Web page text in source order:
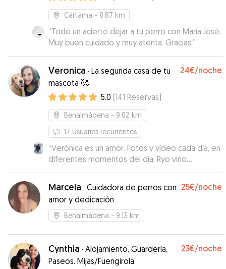
estar tranquilos en todo momento. Bellísima
persona y maravillosa cuidadora para mi caniche.
Le deseo lo mejor.”
Cártama - 8.87 km
“Todo un acierto dejar a tu perro con María José.
Muy buen cuidado y muy atenta. Gracias.”
Veronica · La segunda casa de tu
mascota 🥰
24€/noche
5.0 (141 Reservas)
Benalmádena - 9.02 km
17 Usuarios recurrentes
“Verónica es un amor. Fotos y vídeo cada día, en
diferentes momentos del día. Ryo vino
encantado. Muy muy recomendable 🥰🥰”
Marcela · Cuidadora de perros con
amor y dedicación
25€/noche
Benalmádena - 9.13 km
Cynthia · Alojamiento, Guardería,
Paseos. Mijas/Fuengirola
23€/noche